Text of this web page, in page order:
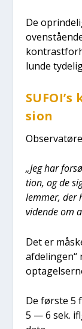
De
lun­de
sion
„Jeg har
tion, og de
lem­mer, der
viden­de om
Det er
afde­lin­gen“
De før­ste 5
5 — 6 sek.